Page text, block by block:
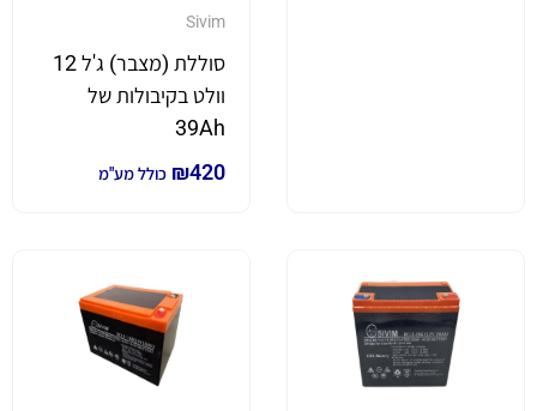
Sivim
סוללת (מצבר) ג'ל 12
וולט בקיבולות של
39Ah
₪420 כולל מע"מ